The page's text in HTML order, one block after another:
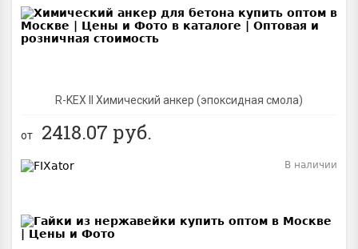
R-KEX II Химический анкер (эпоксидная смола)
от 2418.07 руб.
В наличии